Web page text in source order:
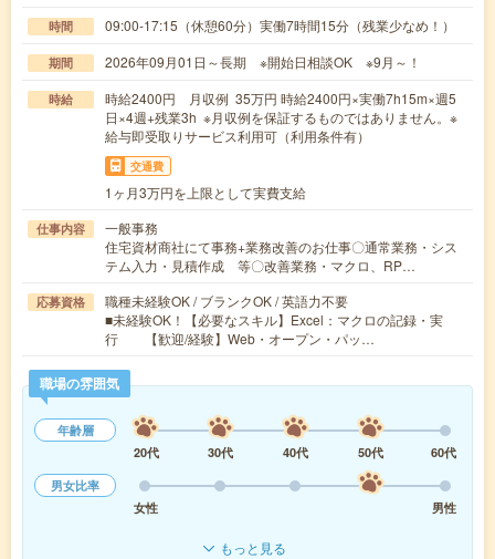
時間 09:00-17:15（休憩60分）実働7時間15分（残業少なめ！）
期間 2026年09月01日～長期 ※開始日相談OK ※9月～！
時給
時給2400円 月収例 35万円 時給2400円×実働7h15m×週5
日×4週+残業3h ※月収例を保証するものではありません。※
給与即受取りサービス利用可（利用条件有）
交通費
1ヶ月3万円を上限として実費支給
仕事内容
一般事務
住宅資材商社にて事務+業務改善のお仕事〇通常業務・シス
テム入力・見積作成 等〇改善業務・マクロ、RP…
応募資格
職種未経験OK / ブランクOK / 英語力不要
■未経験OK！【必要なスキル】Excel：マクロの記録・実
行 【歓迎/経験】Web・オープン・パッ…
職場の雰囲気
年齢層
20代
30代 40代 50代
60代
男女比率
女性
男性
もっと見る